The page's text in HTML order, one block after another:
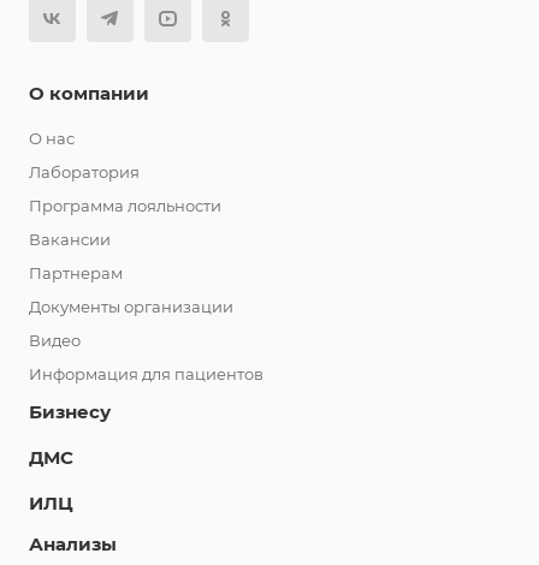
О компании
О нас
Лаборатория
Программа лояльности
Вакансии
Партнерам
Документы организации
Видео
Информация для пациентов
Бизнесу
ДМС
ИЛЦ
Анализы